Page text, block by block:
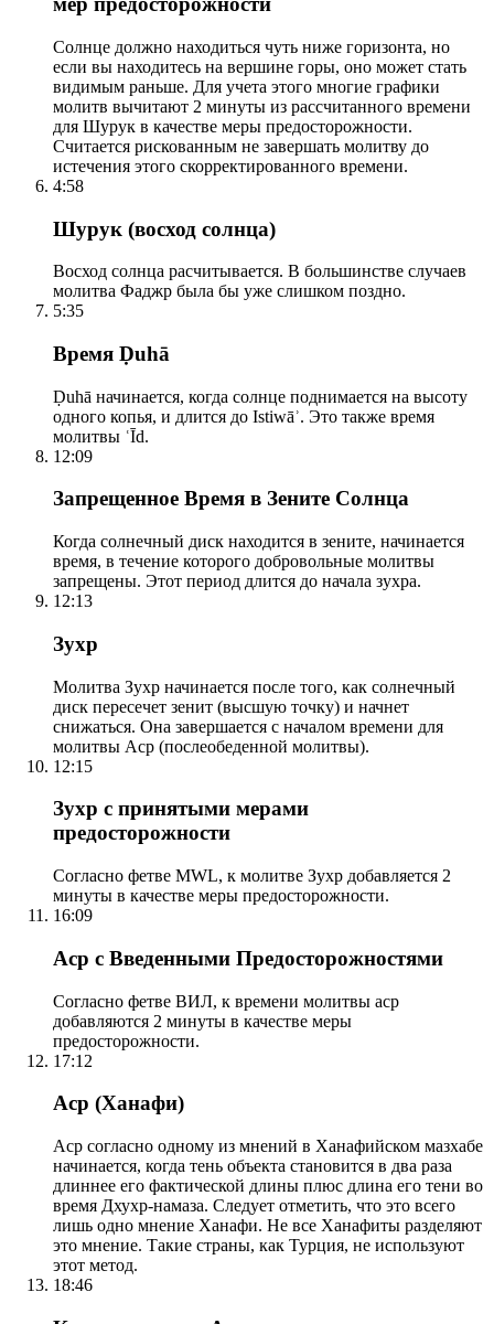
Солнце должно находиться чуть ниже горизонта, но
если вы находитесь на вершине горы, оно может стать
видимым раньше. Для учета этого многие графики
молитв вычитают 2 минуты из рассчитанного времени
для Шурук в качестве меры предосторожности.
Считается рискованным не завершать молитву до
истечения этого скорректированного времени.
4:58
Шурук (восход солнца)
Восход солнца расчитывается. В большинстве случаев
молитва Фаджр была бы уже слишком поздно.
5:35
Время Ḍuhā
Ḍuhā начинается, когда солнце поднимается на высоту
одного копья, и длится до Istiwāʾ. Это также время
молитвы ʿĪd.
12:09
Запрещенное Время в Зените Солнца
Когда солнечный диск находится в зените, начинается
время, в течение которого добровольные молитвы
запрещены. Этот период длится до начала зухра.
12:13
Зухр
Молитва Зухр начинается после того, как солнечный
диск пересечет зенит (высшую точку) и начнет
снижаться. Она завершается с началом времени для
молитвы Аср (послеобеденной молитвы).
12:15
Зухр с принятыми мерами
предосторожности
Согласно фетве MWL, к молитве Зухр добавляется 2
минуты в качестве меры предосторожности.
16:09
Аср с Введенными Предосторожностями
Согласно фетве ВИЛ, к времени молитвы аср
добавляются 2 минуты в качестве меры
предосторожности.
17:12
Аср (Ханафи)
Аср согласно одному из мнений в Ханафийском мазхабе
начинается, когда тень объекта становится в два раза
длиннее его фактической длины плюс длина его тени во
время Дхухр-намаза. Следует отметить, что это всего
лишь одно мнение Ханафи. Не все Ханафиты разделяют
это мнение. Такие страны, как Турция, не используют
этот метод.
18:46